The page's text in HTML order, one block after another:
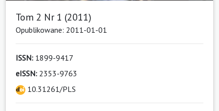
Tom 2 Nr 1 (2011)
Opublikowane: 2011-01-01
ISSN: 1899-9417
eISSN: 2353-9763
10.31261/PLS